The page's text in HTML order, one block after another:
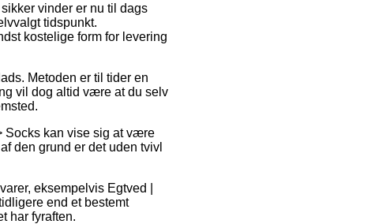
vinder er nu til dags
tidspunkt.
kostelige form for levering
Metoden er til tider en
vil dog altid være at du selv
Socks kan vise sig at være
den grund er det uden tvivl
eksempelvis Egtved |
end et bestemt
har fyraften.